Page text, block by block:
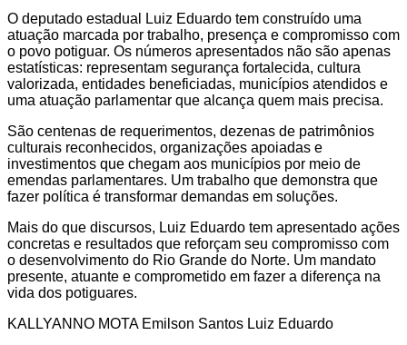
O deputado estadual Luiz Eduardo tem construído uma
atuação marcada por trabalho, presença e compromisso com
o povo potiguar. Os números apresentados não são apenas
estatísticas: representam segurança fortalecida, cultura
valorizada, entidades beneficiadas, municípios atendidos e
uma atuação parlamentar que alcança quem mais precisa.
São centenas de requerimentos, dezenas de patrimônios
culturais reconhecidos, organizações apoiadas e
investimentos que chegam aos municípios por meio de
emendas parlamentares. Um trabalho que demonstra que
fazer política é transformar demandas em soluções.
Mais do que discursos, Luiz Eduardo tem apresentado ações
concretas e resultados que reforçam seu compromisso com
o desenvolvimento do Rio Grande do Norte. Um mandato
presente, atuante e comprometido em fazer a diferença na
vida dos potiguares.
KALLYANNO MOTA Emilson Santos Luiz Eduardo